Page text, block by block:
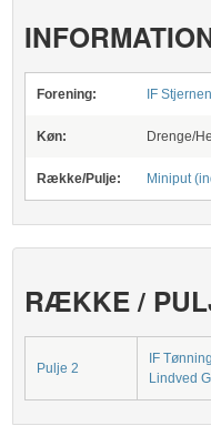
Forening: IF
Køn: Drenge/
Række/Pulje: Miniput
RÆKKE /
Pulje 2
IF Tønning
Lindved